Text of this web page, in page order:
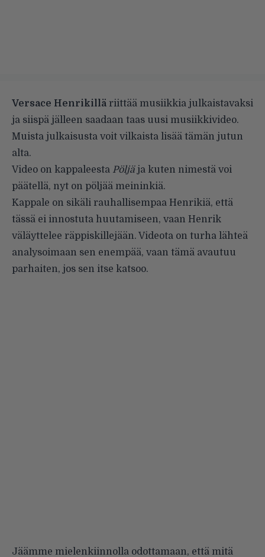
Versace Henrikillä riittää musiikkia julkaistavaksi
ja siispä jälleen saadaan taas uusi musiikkivideo.
Muista julkaisusta voit vilkaista lisää tämän jutun
alta.
Video on kappaleesta Pöljäja kuten nimestä voi
päätellä, nyt on pöljää meininkiä.
Kappale on sikäli rauhallisempaa Henrikiä, että
tässä ei innostuta huutamiseen, vaan Henrik
väläyttelee räppiskillejään. Videota on turha lähteä
analysoimaan sen enempää, vaan tämä avautuu
parhaiten, jos sen itse katsoo.
Jäämme mielenkiinnolla odottamaan, että mitä